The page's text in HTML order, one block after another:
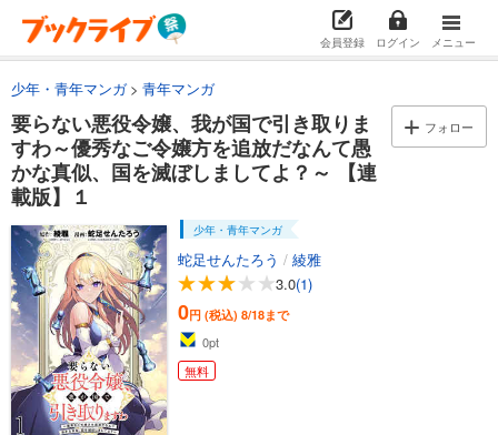
会員登録 ログイン メニュー
少年・青年マンガ 青年マンガ
要らない悪役令嬢、我が国で引き取りま
すわ～優秀なご令嬢方を追放だなんて愚
かな真似、国を滅ぼしましてよ？～ 【連
載版】１
フォロー
少年・青年マンガ
蛇足せんたろう / 綾雅
3.0(1)
0円 (税込) 8/18まで
0pt
無料